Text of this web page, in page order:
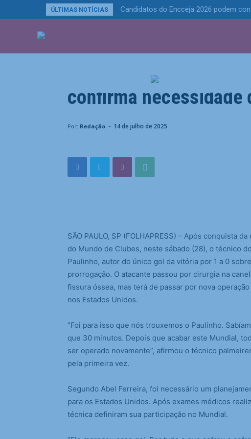
ÚLTIMAS NOTÍCIAS Candidatos do Encceja 2026 podem
Esportes
Abel elogia sacrifício
confirma necessidade
Por: Redação - 14 de julho de 2025
SÃO PAULO, SP (FOLHAPRESS) – Após conquista
do Mundo de Clubes, neste sábado (28), o técnico
Paulinho, autor do único gol da vitória por 1 a 0
prorrogação. O atacante passou por cirurgia na
fissura óssea, mas terá de passar por nova
nos Estados Unidos.
“Foi para isso que nós trouxemos o Paulinho.
que 30 minutos. Depois que acabar este Mundial,
ser operado novamente”, afirmou o técnico
pela primeira vez.
Segundo Abel Ferreira, foi necessário um
para os Estados Unidos. Após exames médicos
técnica definiram sua participação no Mundial.